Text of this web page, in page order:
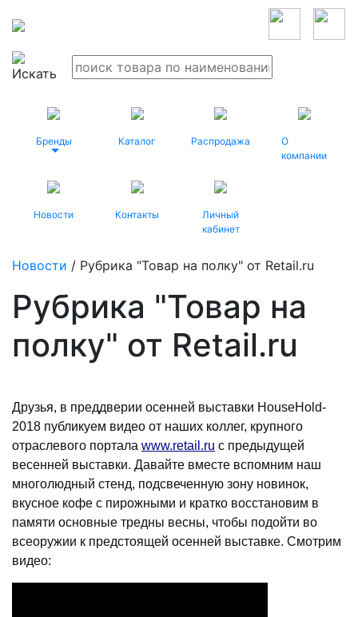
Бренды Каталог Распродажа
О
компании
Новости Контакты
Личный
кабинет
Новости / Рубрика "Товар на полку" от Retail.ru
Рубрика "Товар на
полку" от Retail.ru
Друзья, в преддверии осенней выставки HouseHold-
2018 публикуем видео от наших коллег, крупного
отраслевого портала www.retail.ru с предыдущей
весенней выставки. Давайте вместе вспомним наш
многолюдный стенд, подсвеченную зону новинок,
вкусное кофе с пирожными и кратко восстановим в
памяти основные тредны весны, чтобы подойти во
всеоружии к предстоящей осенней выставке. Смотрим
видео: